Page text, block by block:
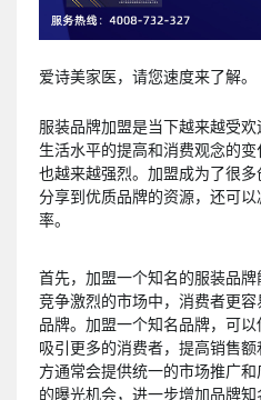
爱诗美家医，请您速度来了解。
服装品牌加盟是当下越来越受
生活水平的提高和消费观念的
也越来越强烈。加盟成为了很
分享到优质品牌的资源，还可
率。
首先，加盟一个知名的服装品
竞争激烈的市场中，消费者更
品牌。加盟一个知名品牌，可以
吸引更多的消费者，提高销售
方通常会提供统一的市场推广
的曝光机会，进一步增加品牌知